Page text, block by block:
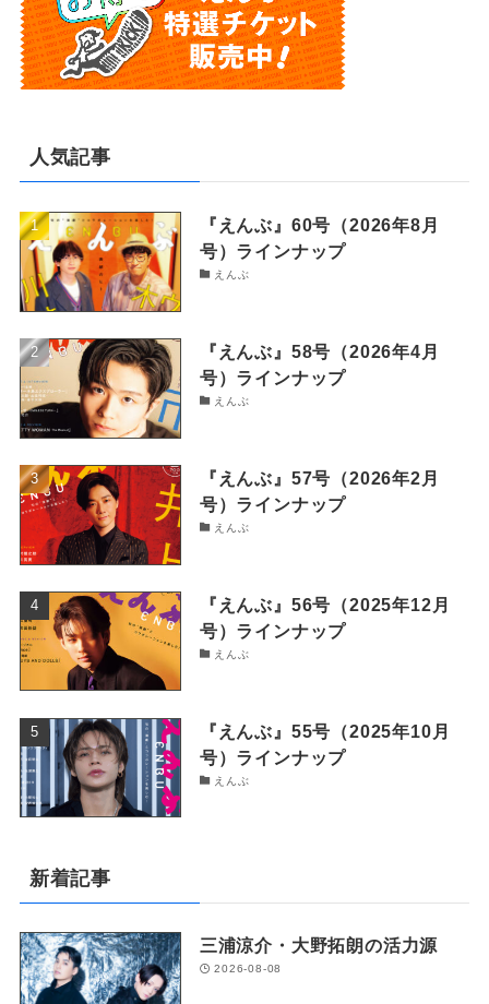
人気記事
『えんぶ』60号（2026年8月
号）ラインナップ
えんぶ
『えんぶ』58号（2026年4月
号）ラインナップ
えんぶ
『えんぶ』57号（2026年2月
号）ラインナップ
えんぶ
『えんぶ』56号（2025年12月
号）ラインナップ
えんぶ
『えんぶ』55号（2025年10月
号）ラインナップ
えんぶ
新着記事
三浦涼介・大野拓朗の活力源
2026-08-08